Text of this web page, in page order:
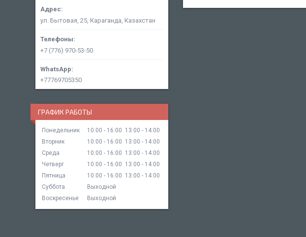
ул. Бытовая, 25, Караганда, Казахстан
+7 (776) 970-53-50
+77769705350
ГРАФИК РАБОТЫ
Понедельник 10:00 16:00 13:00
14:00
Вторник
10:00 16:00 13:00
14:00
Среда
10:00 16:00 13:00
14:00
Четверг
10:00 16:00 13:00
14:00
Пятница
10:00 16:00 13:00
14:00
Суббота
Выходной
Воскресенье
Выходной